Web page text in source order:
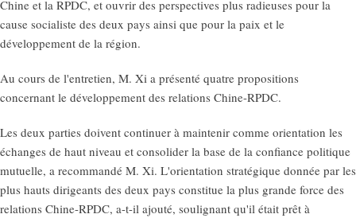
Chine et la RPDC, et ouvrir des perspectives plus radieuses pour la
cause socialiste des deux pays ainsi que pour la paix et le
développement de la région.
Au cours de l'entretien, M. Xi a présenté quatre propositions
concernant le développement des relations Chine-RPDC.
Les deux parties doivent continuer à maintenir comme orientation les
échanges de haut niveau et consolider la base de la confiance politique
mutuelle, a recommandé M. Xi. L'orientation stratégique donnée par les
plus hauts dirigeants des deux pays constitue la plus grande force des
relations Chine-RPDC, a-t-il ajouté, soulignant qu'il était prêt à